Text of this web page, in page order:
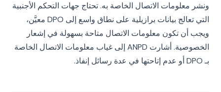
ونشر معلومات الاتصال الخاصة به. تحتاج جهات التحكم الأجنبية
التي تعالج بيانات برازيلية على نطاق واسع إلى DPO معيَّن،
ويجب أن تكون معلومات الاتصال متاحة بسهولة في إشعار
الخصوصية. أشارت ANPD إلى غياب معلومات الاتصال الخاصة
بـ DPO أو عدم إتاحتها في عدة رسائل إنفاذ.